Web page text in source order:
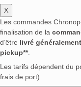
X
Les commandes
finalisation de la
d’être livré
pickup**.
Les tarifs dépendent du
frais de port)